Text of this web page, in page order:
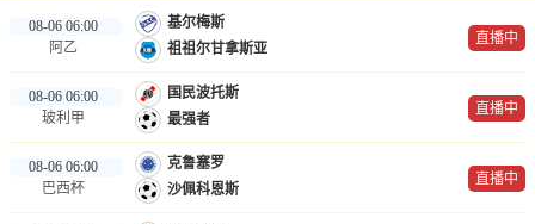
篮球录像
新闻
足球新闻
篮球新闻
08-06 06:00
阿乙
基尔梅斯
祖祖尔甘拿斯亚
直播中
08-06 06:00
玻利甲
国民波托斯
最强者
直播中
08-06 06:00
巴西杯
克鲁塞罗
沙佩科恩斯
直播中